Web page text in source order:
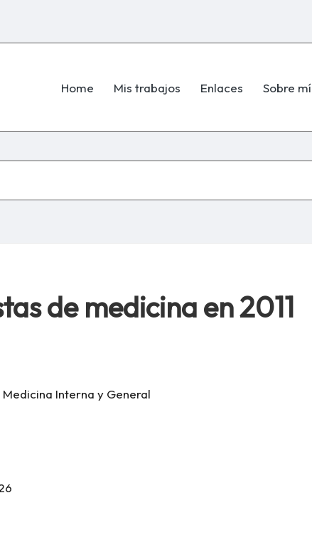
Home Mis trabajos Enlaces Sobre mí
de medicina en 2011
Interna y General